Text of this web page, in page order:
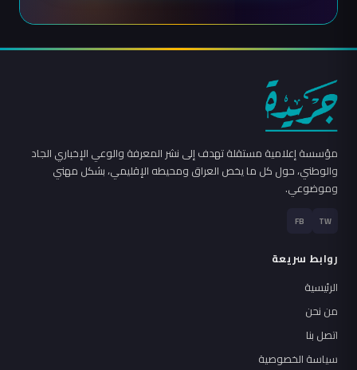
مؤسسة إعلامية مستقلة تهدف إلى نشر المعرفة والوعي الإخباري الجاد
والوطني، حول كل ما يخص العراق ومحيطه الإقليمي، بشكل مهني
وموضوعي.
TW
FB
روابط سريعة
الرئيسية
من نحن
اتصل بنا
سياسة الخصوصية